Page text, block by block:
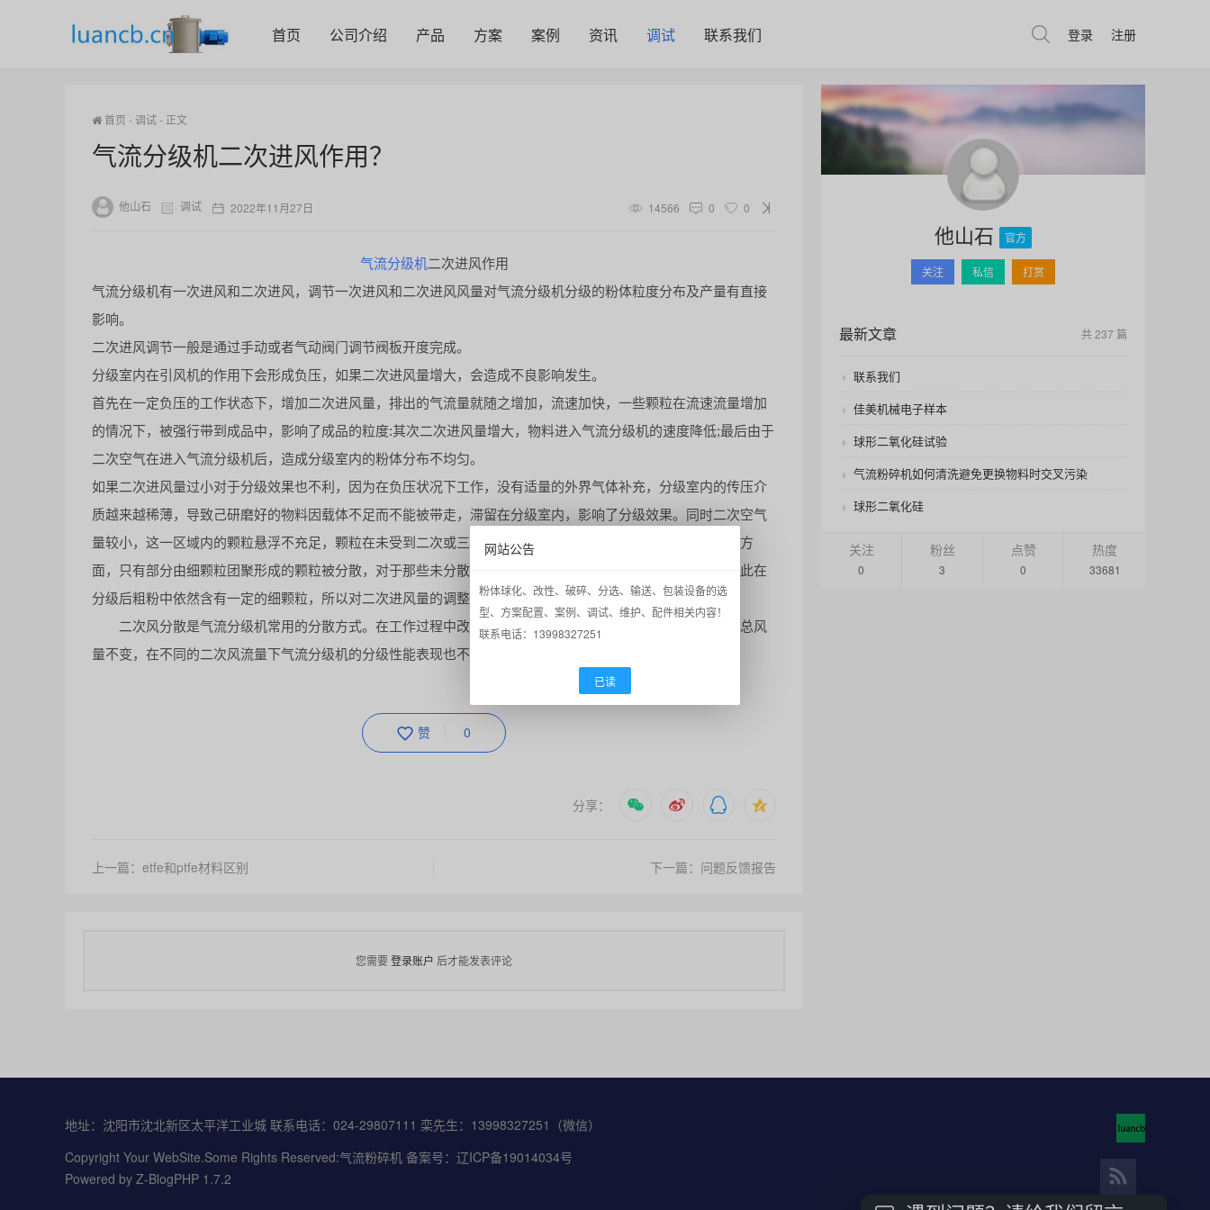
首页 公司介绍 产品 方案 案例 资讯 调试 联系我们 登录 注册
首页 -调试- 正文
气流分级机二次进风作用？
他山石 调试 2022年11月27日 14566 0 0
气流分级机二次进风作用
气流分级机有一次进风和二次进风，调节一次进风和二次进风风量对气流分级机分级的粉体粒度分布及产量有直接
影响。
二次进风调节一般是通过手动或者气动阀门调节阀板开度完成。
分级室内在引风机的作用下会形成负压，如果二次进风量增大，会造成不良影响发生。
首先在一定负压的工作状态下，增加二次进风量，排出的气流量就随之增加，流速加快，一些颗粒在流速流量增加
的情况下，被强行带到成品中，影响了成品的粒度:其次二次进风量增大，物料进入气流分级机的速度降低;最后由于
二次空气在进入气流分级机后，造成分级室内的粉体分布不均匀。
如果二次进风量过小对于分级效果也不利，因为在负压状况下工作，没有适量的外界气体补充，分级室内的传压介
质越来越稀薄，导致己研磨好的物料因载体不足而不能被带走，滞留在分级室内，影响了分级效果。同时二次空气
量较小，这一区域内的颗粒悬浮不充足，颗粒在未受到二次或三次分级前，就己沉降到气流分级机底部。另一方
面，只有部分由细颗粒团聚形成的颗粒被分散，对于那些未分散的颗粒来说，仍被当作真实
而沉降，因此在
分级后粗粉中依然含有一定的细颗粒，所以对二次进风量的调整对于分级效果很重要。
二次风分散是气流分级机常用的分散方式。在工作过程中改变气流分级机的二次风开度，并控制引风机的总风
量不变，在不同的二次风流量下气流分级机的分级性能表现也不一样。
赞 0
分享：
上一篇：etfe和ptfe材料区别 下一篇：问题反馈报告
您需要登录账户 后才能发表评论
他山石 官方
关注 私信 打赏
最新文章 共 237 篇
联系我们
佳美机械电子样本
球形二氧化硅试验
气流粉碎机如何清洗避免更换物料时交叉污染
球形二氧化硅
关注
0
粉丝
3
点赞
0
热度
33681
地址：沈阳市沈北新区太平洋工业城 联系电话：024-29807111 栾先生：13998327251（微信）
Copyright Your WebSite.Some Rights Reserved:气流粉碎机 备案号：辽ICP备19014034号
Powered by Z-BlogPHP 1.7.2
网站公告
粉体球化、改性、破碎、分选、输送、包装设备的选
型、方案配置、案例、调试、维护、配件相关内容！
联系电话：13998327251
已读